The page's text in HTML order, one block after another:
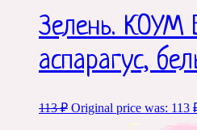
Зелень. КОУМ
аспарагус,
113₽ Original price was: 113